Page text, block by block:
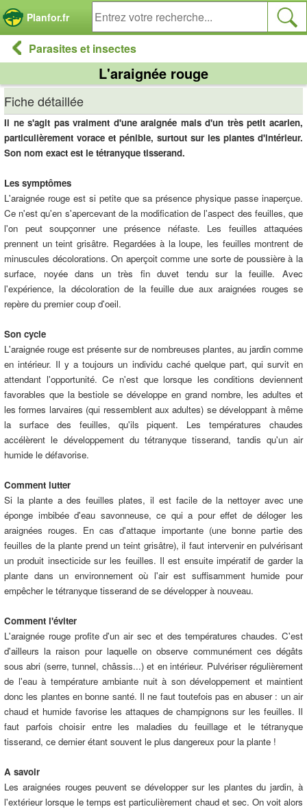
Planfor.fr
Parasites et insectes
L'araignée rouge
Fiche détaillée
Il ne s'agit pas vraiment d'une araignée mais d'un très petit acarien,
particulièrement vorace et pénible, surtout sur les plantes d'intérieur.
Son nom exact est le tétranyque tisserand.
Les symptômes
L'araignée rouge est si petite que sa présence physique passe inaperçue.
Ce n'est qu'en s'apercevant de la modification de l'aspect des feuilles, que
l'on peut soupçonner une présence néfaste. Les feuilles attaquées
prennent un teint grisâtre. Regardées à la loupe, les feuilles montrent de
minuscules décolorations. On aperçoit comme une sorte de poussière à la
surface, noyée dans un très fin duvet tendu sur la feuille. Avec
l'expérience, la décoloration de la feuille due aux araignées rouges se
repère du premier coup d'oeil.
Son cycle
L'araignée rouge est présente sur de nombreuses plantes, au jardin comme
en intérieur. Il y a toujours un individu caché quelque part, qui survit en
attendant l'opportunité. Ce n'est que lorsque les conditions deviennent
favorables que la bestiole se développe en grand nombre, les adultes et
les formes larvaires (qui ressemblent aux adultes) se développant à même
la surface des feuilles, qu'ils piquent. Les températures chaudes
accélèrent le développement du tétranyque tisserand, tandis qu'un air
humide le défavorise.
Comment lutter
Si la plante a des feuilles plates, il est facile de la nettoyer avec une
éponge imbibée d'eau savonneuse, ce qui a pour effet de déloger les
araignées rouges. En cas d'attaque importante (une bonne partie des
feuilles de la plante prend un teint grisâtre), il faut intervenir en pulvérisant
un produit insecticide sur les feuilles. Il est ensuite impératif de garder la
plante dans un environnement où l'air est suffisamment humide pour
empêcher le tétranyque tisserand de se développer à nouveau.
Comment l'éviter
L'araignée rouge profite d'un air sec et des températures chaudes. C'est
d'ailleurs la raison pour laquelle on observe communément ces dégâts
sous abri (serre, tunnel, châssis...) et en intérieur. Pulvériser régulièrement
de l'eau à température ambiante nuit à son développement et maintient
donc les plantes en bonne santé. Il ne faut toutefois pas en abuser : un air
chaud et humide favorise les attaques de champignons sur les feuilles. Il
faut parfois choisir entre les maladies du feuillage et le tétranyque
tisserand, ce dernier étant souvent le plus dangereux pour la plante !
A savoir
Les araignées rouges peuvent se développer sur les plantes du jardin, à
l'extérieur lorsque le temps est particulièrement chaud et sec. On voit alors
Panneau de gestion des cookies